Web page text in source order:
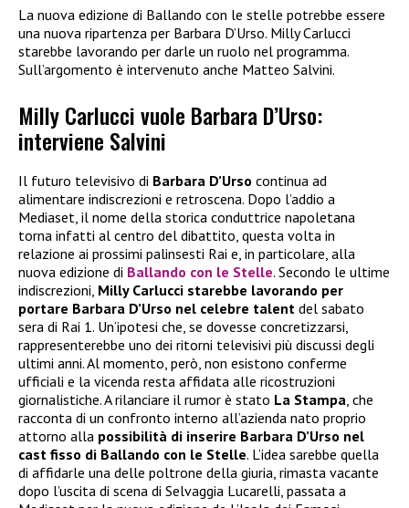
La nuova edizione di Ballando con le stelle potrebbe essere
una nuova ripartenza per Barbara D’Urso. Milly Carlucci
starebbe lavorando per darle un ruolo nel programma.
Sull’argomento è intervenuto anche Matteo Salvini.
Milly Carlucci vuole Barbara D’Urso:
interviene Salvini
Il futuro televisivo di Barbara D’Urso continua ad
alimentare indiscrezioni e retroscena. Dopo l’addio a
Mediaset, il nome della storica conduttrice napoletana
torna infatti al centro del dibattito, questa volta in
relazione ai prossimi palinsesti Rai e, in particolare, alla
nuova edizione di Ballando con le Stelle. Secondo le ultime
indiscrezioni, Milly Carlucci starebbe lavorando per
portare Barbara D’Urso nel celebre talent del sabato
sera di Rai 1. Un’ipotesi che, se dovesse concretizzarsi,
rappresenterebbe uno dei ritorni televisivi più discussi degli
ultimi anni. Al momento, però, non esistono conferme
ufficiali e la vicenda resta affidata alle ricostruzioni
giornalistiche. A rilanciare il rumor è stato La Stampa, che
racconta di un confronto interno all’azienda nato proprio
attorno alla possibilità di inserire Barbara D’Urso nel
cast fisso di Ballando con le Stelle. L’idea sarebbe quella
di affidarle una delle poltrone della giuria, rimasta vacante
dopo l’uscita di scena di Selvaggia Lucarelli, passata a